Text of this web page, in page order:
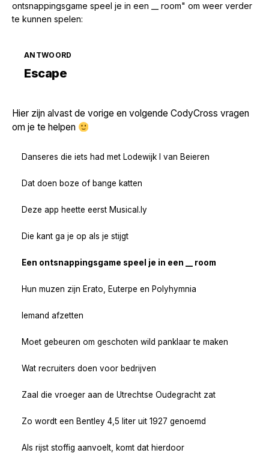
ontsnappingsgame speel je in een __ room" om weer verder
te kunnen spelen:
ANTWOORD
Escape
Hier zijn alvast de vorige en volgende CodyCross vragen
om je te helpen
Danseres die iets had met Lodewijk I van Beieren
Dat doen boze of bange katten
Deze app heette eerst Musical.ly
Die kant ga je op als je stijgt
Een ontsnappingsgame speel je in een __ room
Hun muzen zijn Erato, Euterpe en Polyhymnia
Iemand afzetten
Moet gebeuren om geschoten wild panklaar te maken
Wat recruiters doen voor bedrijven
Zaal die vroeger aan de Utrechtse Oudegracht zat
Zo wordt een Bentley 4,5 liter uit 1927 genoemd
Als rijst stoffig aanvoelt, komt dat hierdoor